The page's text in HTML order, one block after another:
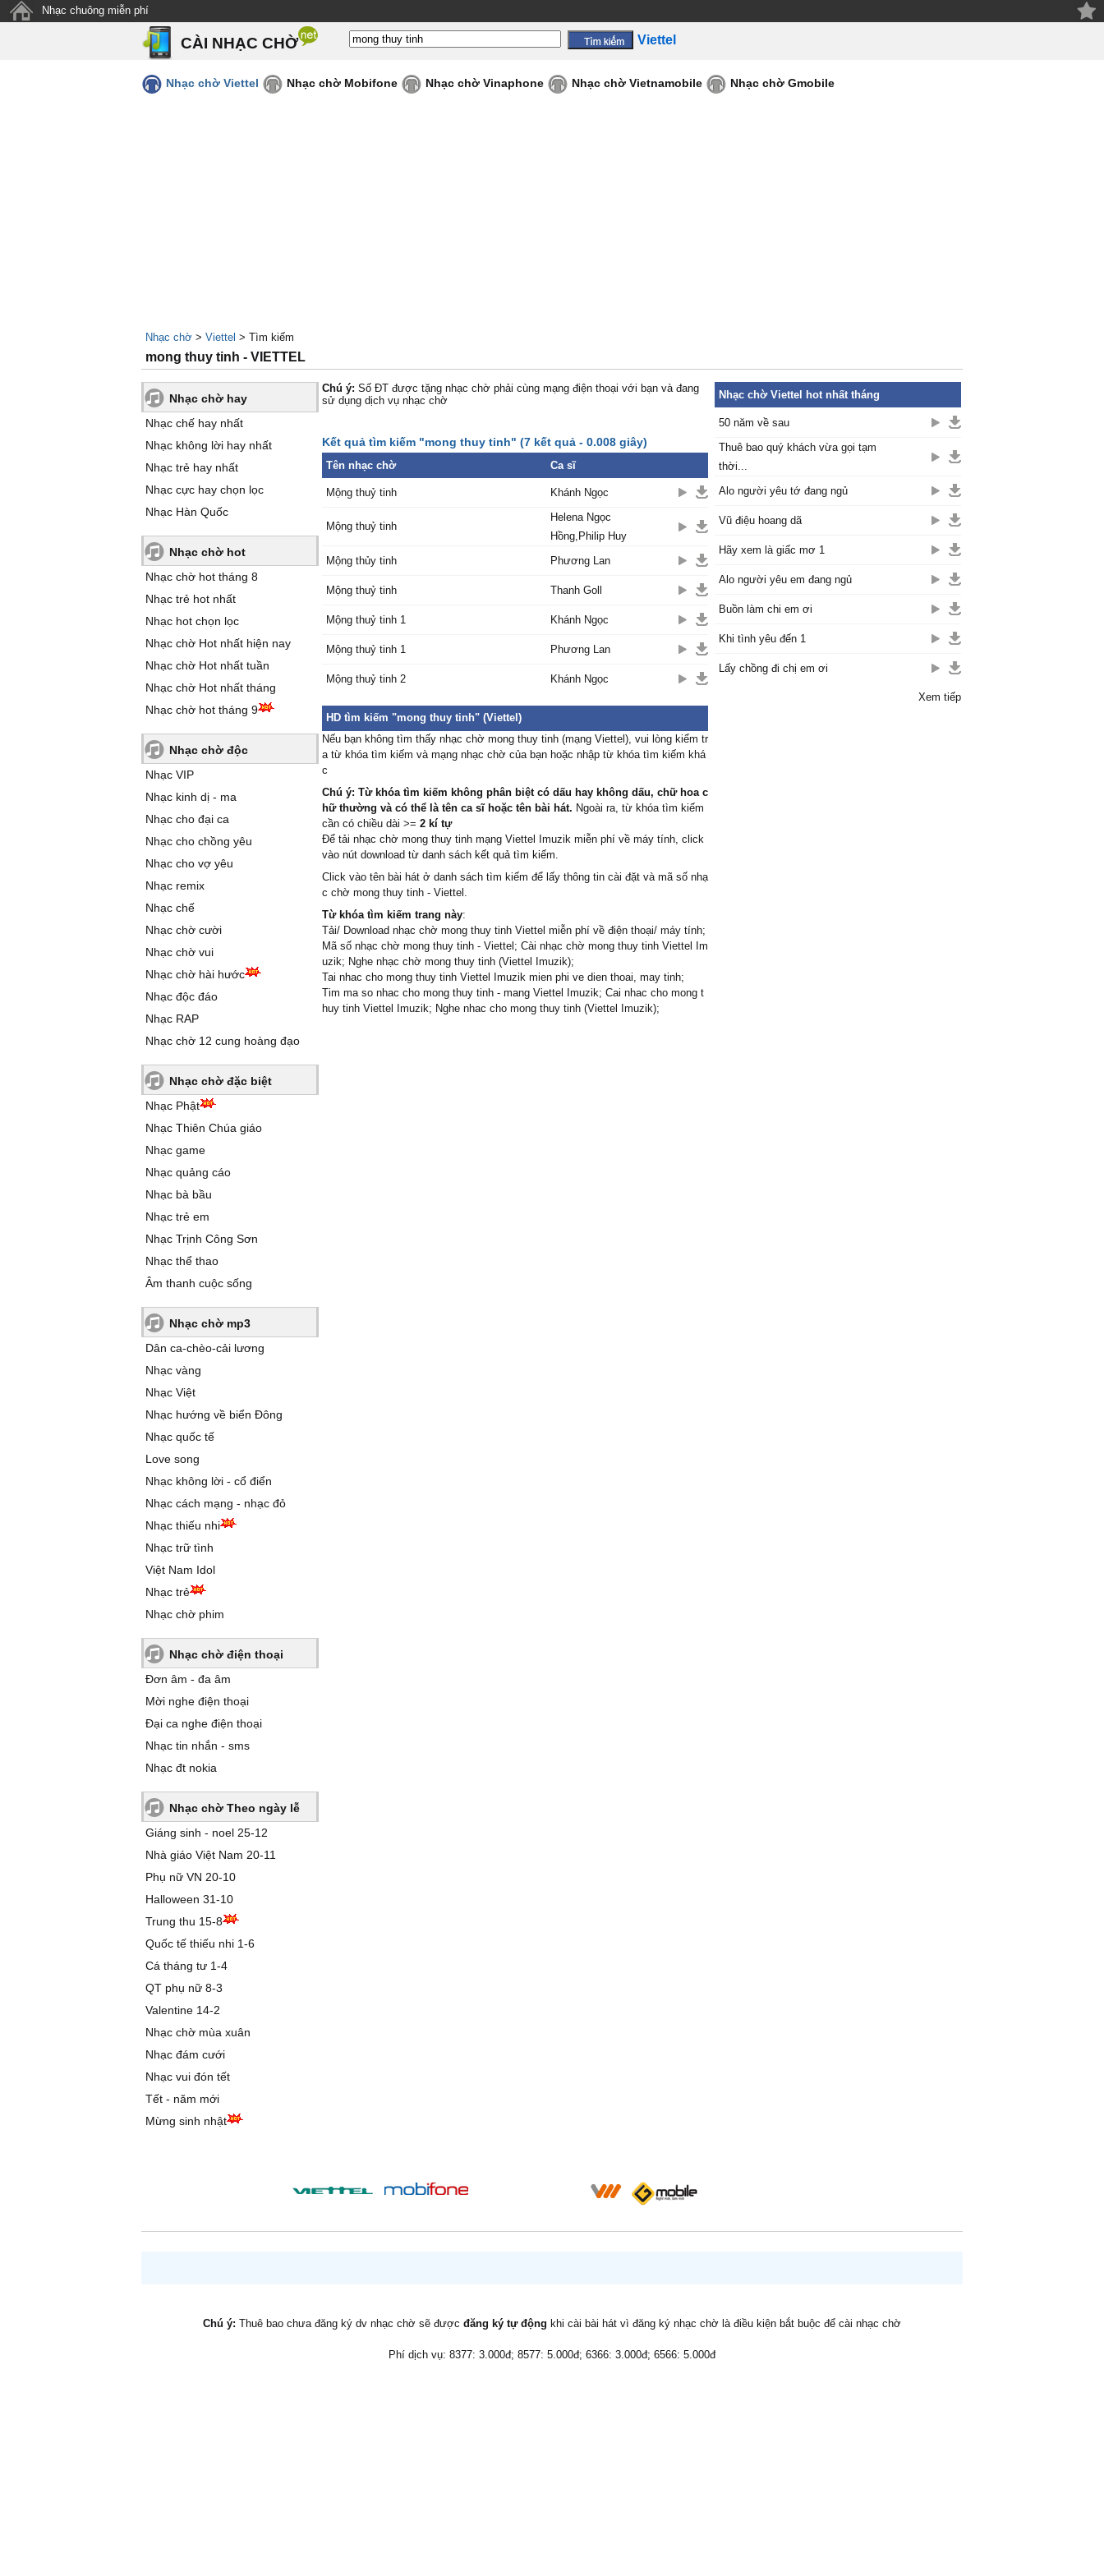
Nhạc chuông miễn phí
CÀI NHẠC CHỜ Viettel
Nhạc chờ Viettel Nhạc chờ Mobifone Nhạc chờ Vinaphone Nhạc chờ Vietnamobile Nhạc chờ Gmobile
Nhạc chờ > Viettel > Tìm kiếm
mong thuy tinh - VIETTEL
Nhạc chờ hay
Nhạc chế hay nhất
Nhạc không lời hay nhất
Nhạc trẻ hay nhất
Nhạc cực hay chọn lọc
Nhạc Hàn Quốc
Nhạc chờ hot
Nhạc chờ hot tháng 8
Nhạc trẻ hot nhất
Nhạc hot chọn lọc
Nhạc chờ Hot nhất hiện nay
Nhạc chờ Hot nhất tuần
Nhạc chờ Hot nhất tháng
Nhạc chờ hot tháng 9
Nhạc chờ độc
Nhạc VIP
Nhạc kinh dị - ma
Nhạc cho đại ca
Nhạc cho chồng yêu
Nhạc cho vợ yêu
Nhạc remix
Nhạc chế
Nhạc chờ cười
Nhạc chờ vui
Nhạc chờ hài hước
Nhạc độc đáo
Nhạc RAP
Nhạc chờ 12 cung hoàng đạo
Nhạc chờ đặc biệt
Nhạc Phật
Nhạc Thiên Chúa giáo
Nhạc game
Nhạc quảng cáo
Nhạc bà bầu
Nhạc trẻ em
Nhạc Trịnh Công Sơn
Nhạc thể thao
Âm thanh cuộc sống
Nhạc chờ mp3
Dân ca-chèo-cải lương
Nhạc vàng
Nhạc Việt
Nhạc hướng về biển Đông
Nhạc quốc tế
Love song
Nhạc không lời - cổ điển
Nhạc cách mạng - nhạc đỏ
Nhạc thiếu nhi
Nhạc trữ tình
Việt Nam Idol
Nhạc trẻ
Nhạc chờ phim
Nhạc chờ điện thoại
Đơn âm - đa âm
Mời nghe điện thoại
Đại ca nghe điện thoại
Nhạc tin nhắn - sms
Nhạc đt nokia
Nhạc chờ Theo ngày lễ
Giáng sinh - noel 25-12
Nhà giáo Việt Nam 20-11
Phụ nữ VN 20-10
Halloween 31-10
Trung thu 15-8
Quốc tế thiếu nhi 1-6
Cá tháng tư 1-4
QT phụ nữ 8-3
Valentine 14-2
Nhạc chờ mùa xuân
Nhạc đám cưới
Nhạc vui đón tết
Tết - năm mới
Mừng sinh nhật
Chú ý: Số ĐT được tặng nhạc chờ phải cùng mạng điện thoại với bạn và đang
sử dụng dịch vụ nhạc chờ
Kết quả tìm kiếm "mong thuy tinh" (7 kết quả - 0.008 giây)
Tên nhạc chờ Ca sĩ
Mộng thuỷ tinh Khánh Ngọc
Mộng thuỷ tinh
Helena Ngọc
Hồng,Philip Huy
Mộng thủy tinh
Phương Lan
Mộng thuỷ tinh Thanh Goll
Mộng thuỷ tinh 1 Khánh Ngọc
Mộng thuỷ tinh 1 Phương Lan
Mộng thuỷ tinh 2 Khánh Ngọc
HD tìm kiếm "mong thuy tinh" (Viettel)
Nếu bạn không tìm thấy nhạc chờ mong thuy tinh (mạng Viettel), vui lòng kiểm tr
a từ khóa tìm kiếm và mạng nhạc chờ của bạn hoặc nhập từ khóa tìm kiếm khá
c
Chú ý: Từ khóa tìm kiếm không phân biệt có dấu hay không dấu, chữ hoa c
hữ thường và có thể là tên ca sĩ hoặc tên bài hát. Ngoài ra, từ khóa tìm kiếm
cần có chiều dài >= 2 kí tự
Để tải nhạc chờ mong thuy tinh mạng Viettel Imuzik miễn phí về máy tính, click
vào nút download từ danh sách kết quả tìm kiếm.
Click vào tên bài hát ở danh sách tìm kiếm để lấy thông tin cài đặt và mã số nhạ
c chờ mong thuy tinh - Viettel.
Từ khóa tìm kiếm trang này:
Tải/ Download nhạc chờ mong thuy tinh Viettel miễn phí về điện thoại/ máy tính;
Mã số nhạc chờ mong thuy tinh - Viettel; Cài nhạc chờ mong thuy tinh Viettel Im
uzik; Nghe nhạc chờ mong thuy tinh (Viettel Imuzik);
Tai nhac cho mong thuy tinh Viettel Imuzik mien phi ve dien thoai, may tinh;
Tim ma so nhac cho mong thuy tinh - mang Viettel Imuzik; Cai nhac cho mong t
huy tinh Viettel Imuzik; Nghe nhac cho mong thuy tinh (Viettel Imuzik);
Nhạc chờ Viettel hot nhất tháng
50 năm về sau
Thuê bao quý khách vừa gọi tạm
thời...
Alo người yêu tớ đang ngủ
Vũ điệu hoang dã
Hãy xem là giấc mơ 1
Alo người yêu em đang ngủ
Buồn làm chi em ơi
Khi tình yêu đến 1
Lấy chồng đi chị em ơi
Xem tiếp
Chú ý: Thuê bao chưa đăng ký dv nhạc chờ sẽ được đăng ký tự động khi cài bài hát vì đăng ký nhạc chờ là điều kiện bắt buộc để cài nhạc chờ
Phí dịch vụ: 8377: 3.000đ; 8577: 5.000đ; 6366: 3.000đ; 6566: 5.000đ